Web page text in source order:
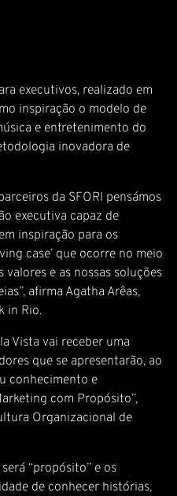
executivos, realizado em
inspiração o modelo de
e entretenimento do
inovadora de
da SFORI pensámos
executiva capaz de
inspiração para os
case’ que ocorre no meio
e as nossas soluções
afirma Agatha Arêas,
in Rio.
Vista vai receber uma
que se apresentarão, ao
conhecimento e
com Propósito”,
Organizacional de
“propósito” e os
de conhecer histórias,